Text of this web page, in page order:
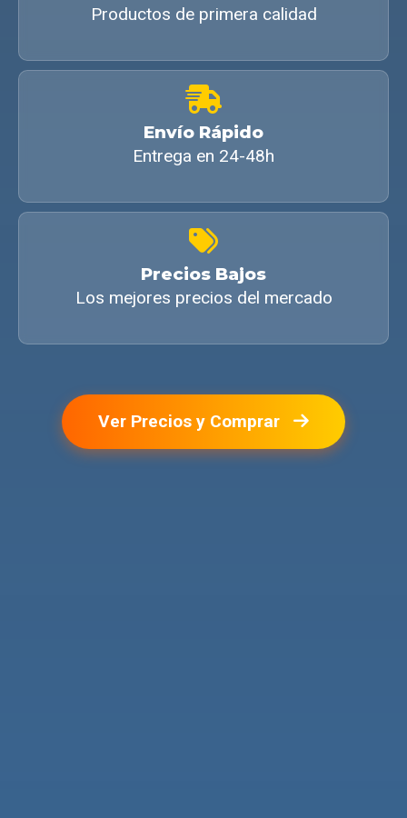
Productos de primera calidad
Envío Rápido
Entrega en 24-48h
Precios Bajos
Los mejores precios del mercado
Ver Precios y Comprar